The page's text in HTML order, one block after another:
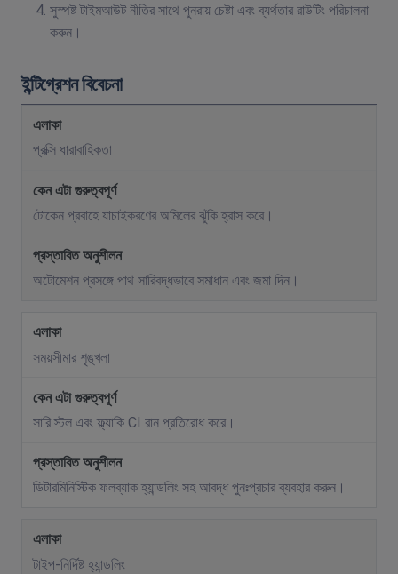
সুস্পষ্ট টাইমআউট নীতির সাথে পুনরায় চেষ্টা এবং ব্যর্থতার রাউটিং পরিচালনা
করুন।
ইন্টিগ্রেশন বিবেচনা
প্রক্সি ধারাবাহিকতা
টোকেন প্রবাহে যাচাইকরণের অমিলের ঝুঁকি হ্রাস করে।
অটোমেশন প্রসঙ্গে পাথ সারিবদ্ধভাবে সমাধান এবং জমা দিন।
সময়সীমার শৃঙ্খলা
সারি স্টল এবং ফ্ল্যাকি CI রান প্রতিরোধ করে।
ডিটারমিনিস্টিক ফলব্যাক হ্যান্ডলিং সহ আবদ্ধ পুনঃপ্রচার ব্যবহার করুন।
টাইপ-নির্দিষ্ট হ্যান্ডলিং